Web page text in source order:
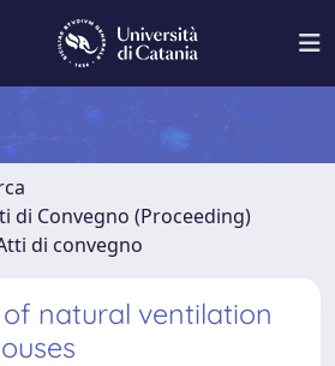
di Convegno (Proceeding)
di convegno
of natural ventilation